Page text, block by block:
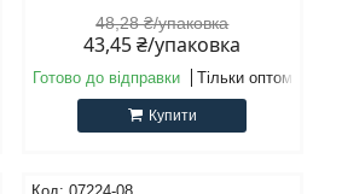
48,28 ₴/упаковка
43,45 ₴/упаковка
Готово до відправки Тільки оптом
Купити